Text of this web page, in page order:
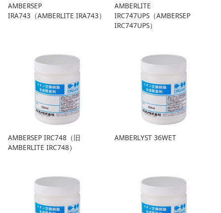
AMBERSEP
IRA743（AMBERLITE IRA743）
AMBERLITE
IRC747UPS（AMBERSEP
IRC747UPS）
AMBERSEP IRC748（旧
AMBERLITE IRC748）
AMBERLYST 36WET